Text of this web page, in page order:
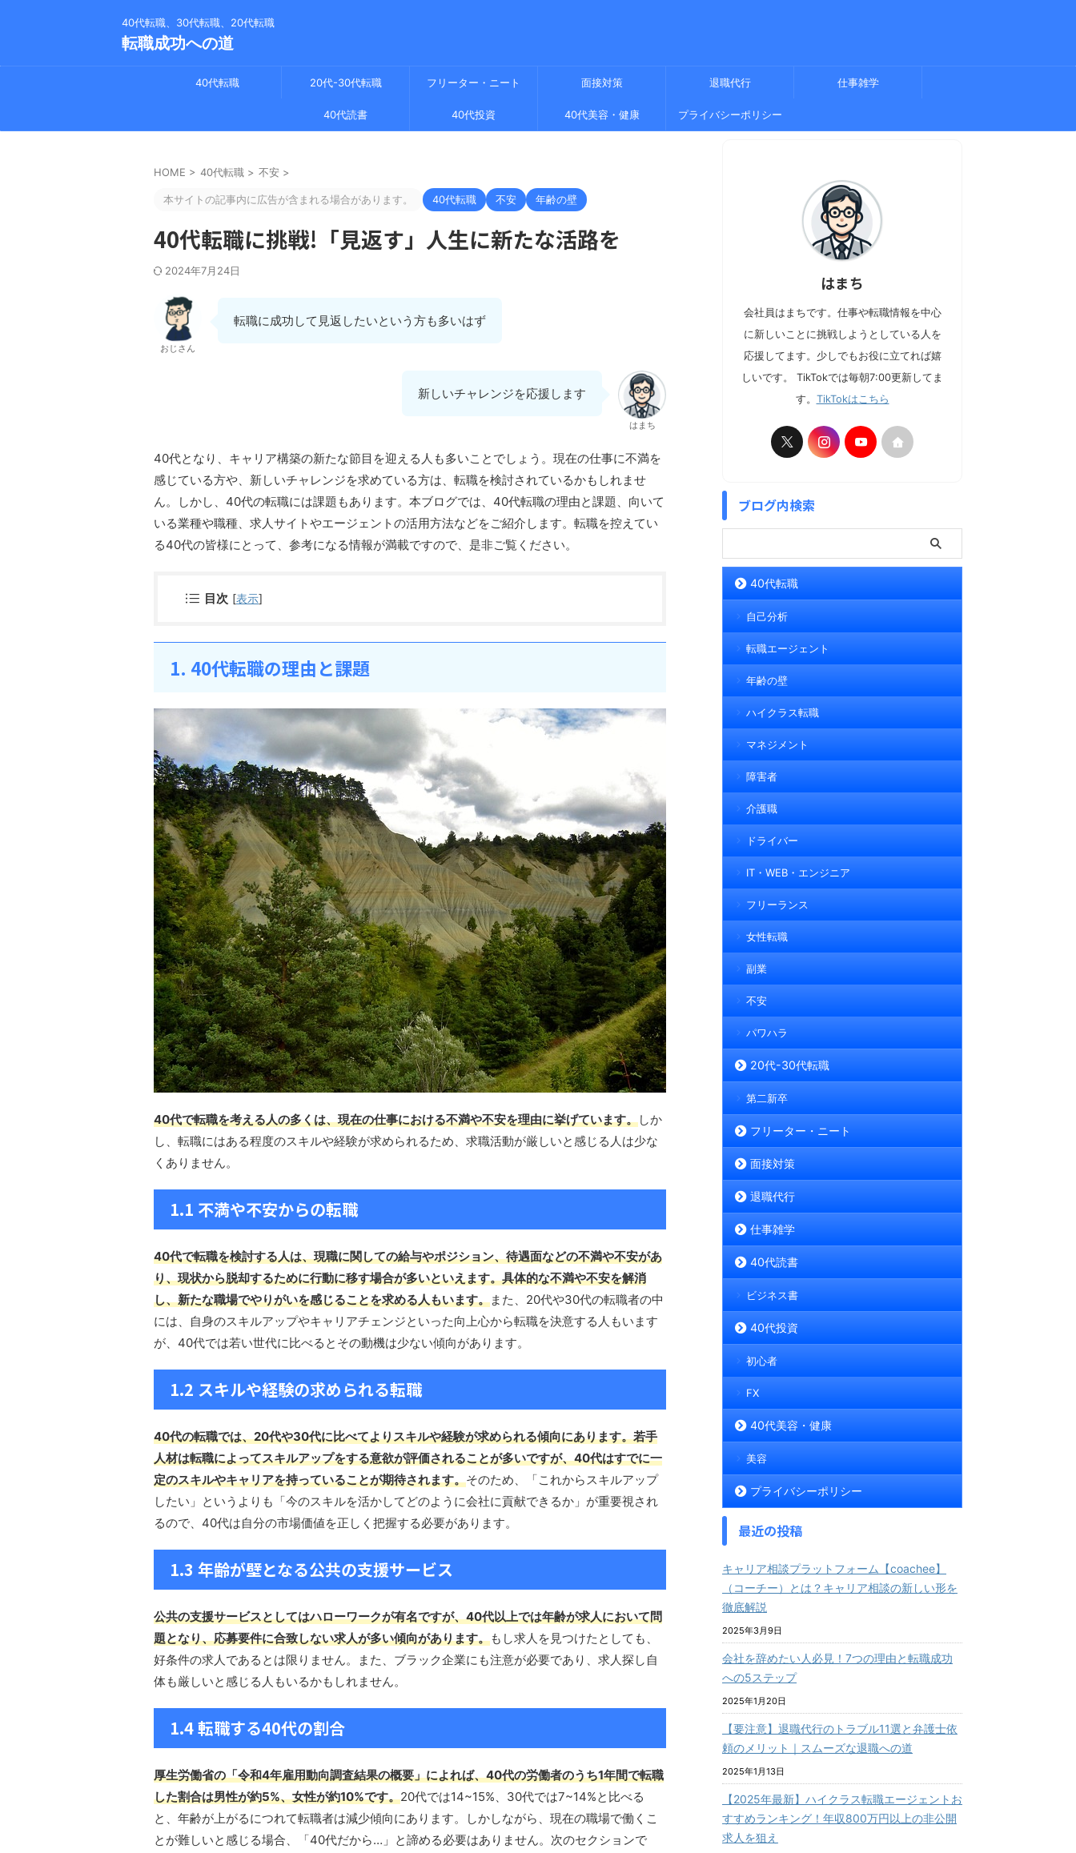
40代転職、30代転職、20代転職
転職成功への道
40代転職 20代-30代転職 フリーター・ニート 面接対策 退職代行 仕事雑学
40代読書 40代投資 40代美容・健康 プライバシーポリシー
HOME > 40代転職 > 不安 >
本サイトの記事内に広告が含まれる場合があります。 40代転職 不安 年齢の壁
40代転職に挑戦!「見返す」人生に新たな活路を
2024年7月24日
おじさん
転職に成功して見返したいという方も多いはず
新しいチャレンジを応援します
はまち
40代となり、キャリア構築の新たな節目を迎える人も多いことでしょう。現在の仕事に不満を
感じている方や、新しいチャレンジを求めている方は、転職を検討されているかもしれませ
ん。しかし、40代の転職には課題もあります。本ブログでは、40代転職の理由と課題、向いて
いる業種や職種、求人サイトやエージェントの活用方法などをご紹介します。転職を控えてい
る40代の皆様にとって、参考になる情報が満載ですので、是非ご覧ください。
目次 [表示]
1. 40代転職の理由と課題
40代で転職を考える人の多くは、現在の仕事における不満や不安を理由に挙げています。しか
し、転職にはある程度のスキルや経験が求められるため、求職活動が厳しいと感じる人は少な
くありません。
1.1 不満や不安からの転職
40代で転職を検討する人は、現職に関しての給与やポジション、待遇面などの不満や不安があ
り、現状から脱却するために行動に移す場合が多いといえます。具体的な不満や不安を解消
し、新たな職場でやりがいを感じることを求める人もいます。また、20代や30代の転職者の中
には、自身のスキルアップやキャリアチェンジといった向上心から転職を決意する人もいます
が、40代では若い世代に比べるとその動機は少ない傾向があります。
1.2 スキルや経験の求められる転職
40代の転職では、20代や30代に比べてよりスキルや経験が求められる傾向にあります。若手
人材は転職によってスキルアップをする意欲が評価されることが多いですが、40代はすでに一
定のスキルやキャリアを持っていることが期待されます。そのため、「これからスキルアップ
したい」というよりも「今のスキルを活かしてどのように会社に貢献できるか」が重要視され
るので、40代は自分の市場価値を正しく把握する必要があります。
1.3 年齢が壁となる公共の支援サービス
公共の支援サービスとしてはハローワークが有名ですが、40代以上では年齢が求人において問
題となり、応募要件に合致しない求人が多い傾向があります。もし求人を見つけたとしても、
好条件の求人であるとは限りません。また、ブラック企業にも注意が必要であり、求人探し自
体も厳しいと感じる人もいるかもしれません。
1.4 転職する40代の割合
厚生労働省の「令和4年雇用動向調査結果の概要」によれば、40代の労働者のうち1年間で転職
した割合は男性が約5%、女性が約10%です。20代では14~15%、30代では7~14%と比べる
と、年齢が上がるにつれて転職者は減少傾向にあります。しかしながら、現在の職場で働くこ
とが難しいと感じる場合、「40代だから…」と諦める必要はありません。次のセクションで
はまち
会社員はまちです。仕事や転職情報を中心
に新しいことに挑戦しようとしている人を
応援してます。少しでもお役に立てれば嬉
しいです。 TikTokでは毎朝7:00更新してま
す。 TikTokはこちら
ブログ内検索
40代転職
自己分析
転職エージェント
年齢の壁
ハイクラス転職
マネジメント
障害者
介護職
ドライバー
IT・WEB・エンジニア
フリーランス
女性転職
副業
不安
パワハラ
20代-30代転職
第二新卒
フリーター・ニート
面接対策
退職代行
仕事雑学
40代読書
ビジネス書
40代投資
初心者
FX
40代美容・健康
美容
プライバシーポリシー
最近の投稿
キャリア相談プラットフォーム【coachee】
（コーチー）とは？キャリア相談の新しい形を
徹底解説
2025年3月9日
会社を辞めたい人必見！7つの理由と転職成功
への5ステップ
2025年1月20日
【要注意】退職代行のトラブル11選と弁護士依
頼のメリット｜スムーズな退職への道
2025年1月13日
【2025年最新】ハイクラス転職エージェントお
すすめランキング！年収800万円以上の非公開
求人を狙え